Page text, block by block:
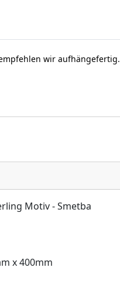
wir aufhängefertig.
Motiv - Smetba
x 400mm